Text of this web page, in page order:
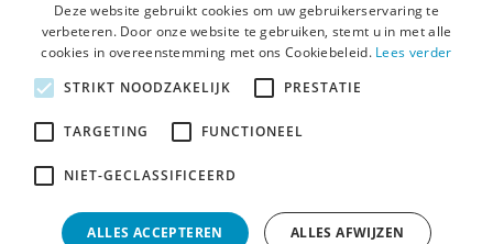
Vraag & Antwoord
De LCR
Contact
Afkortingenlijst
Deze website gebruikt cookies om uw gebruikerservaring te
verbeteren. Door onze website te gebruiken, stemt u in met alle
cookies in overeenstemming met ons Cookiebeleid. Lees verder
STRIKT NOODZAKELIJK
PRESTATIE
TARGETING FUNCTIONEEL
NIET-GECLASSIFICEERD
ALLES ACCEPTEREN ALLES AFWIJZEN